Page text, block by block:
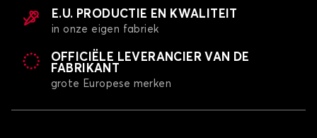
E.U. PRODUCTIE EN KWALITEIT
in onze eigen fabriek
OFFICIËLE LEVERANCIER VAN DE
FABRIKANT
grote Europese merken